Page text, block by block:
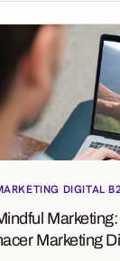
DIGITAL
Marketing